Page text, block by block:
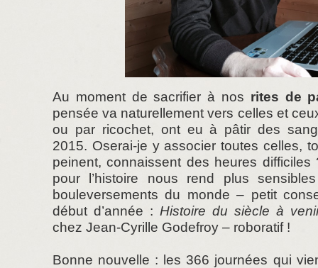
Au moment de sacrifier à nos rites de
pensée va naturellement vers celles et
ou par ricochet, ont eu à pâtir des
2015. Oserai-je y associer toutes celles,
peinent, connaissent des heures
pour l’histoire nous rend plus
bouleversements du monde – petit
début d’année : Histoire du siècle à
chez Jean-Cyrille Godefroy – roboratif !
Bonne nouvelle : les 366 journées qui